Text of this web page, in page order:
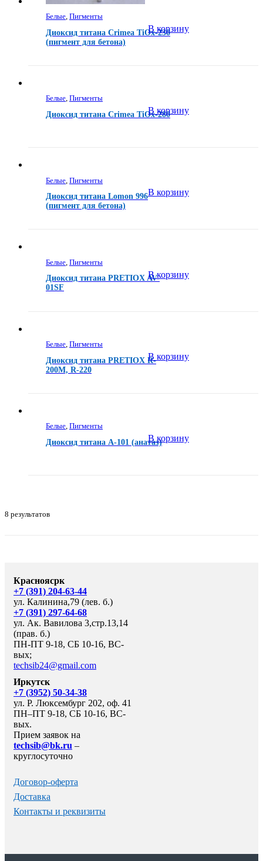
Белые, Пигменты
Диоксид титана Crimea TiOx-230
(пигмент для бетона)
В корзину
Белые, Пигменты
Диоксид титана Crimea TiOx-280
В корзину
Белые Пигменты
Диоксид титана Lomon 996
(пигмент для бетона)
В корзину
Белые, Пигменты
Диоксид титана PRETIOX AV-
01SF
В корзину
Белые, Пигменты
Диоксид титана PRETIOX R-
200M, R-220
В корзину
Белые, Пигменты
Диоксид титана А-101 (анатаз)В корзину
8 результатов
Красноясрк
+7 (391) 204-63-44
ул. Калинина,79 (лев. б.)
+7 (391) 297-64-68
ул. Ак. Вавилова 3,стр.13,14
(прав. б.)
ПН-ПТ 9-18, СБ 10-16, ВС-
вых;
techsib24@gmail.com
Иркутск
+7 (3952) 50-34-38
ул. Р. Люксембург 202, оф. 41
ПН–ПТ 9-18, СБ 10-16, ВС-
вых.
Прием заявок на
techsib@bk.ru –
круглосуточно
Договор-оферта
Доставка
Контакты и реквизиты